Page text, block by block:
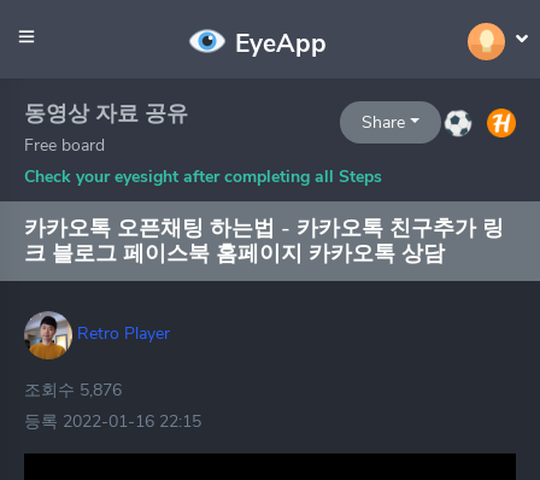
EyeApp
Share
동영상 자료 공유
Free board
Check your eyesight after completing all Steps
카카오톡 오픈채팅 하는법 - 카카오톡 친구추가 링
크 블로그 페이스북 홈페이지 카카오톡 상담
Retro Player
조회수 5,876
등록 2022-01-16 22:15